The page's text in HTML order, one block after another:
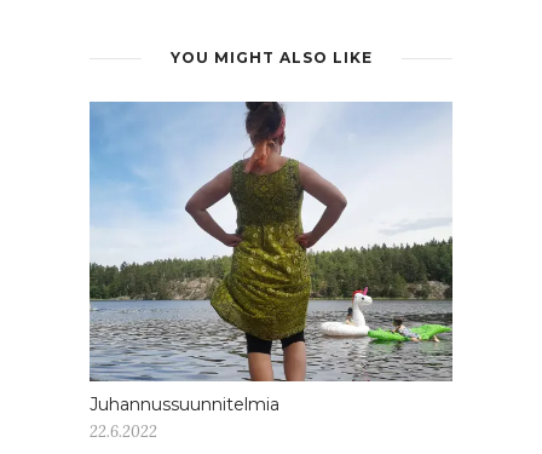
YOU MIGHT ALSO LIKE
Juhannussuunnitelmia
22.6.2022